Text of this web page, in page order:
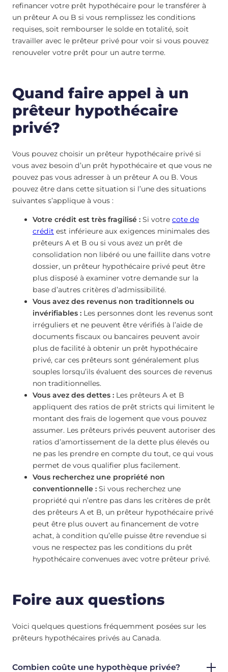
refinancer votre prêt hypothécaire pour le transférer à
un prêteur A ou B si vous remplissez les conditions
requises, soit rembourser le solde en totalité, soit
travailler avec le prêteur privé pour voir si vous pouvez
renouveler votre prêt pour un autre terme.
Quand faire appel à un
prêteur hypothécaire
privé?
Vous pouvez choisir un prêteur hypothécaire privé si
vous avez besoin d’un prêt hypothécaire et que vous ne
pouvez pas vous adresser à un prêteur A ou B. Vous
pouvez être dans cette situation si l’une des situations
suivantes s’applique à vous :
Votre crédit est très fragilisé : Si votre cote de
crédit est inférieure aux exigences minimales des
prêteurs A et B ou si vous avez un prêt de
consolidation non libéré ou une faillite dans votre
dossier, un prêteur hypothécaire privé peut être
plus disposé à examiner votre demande sur la
base d’autres critères d’admissibilité.
Vous avez des revenus non traditionnels ou
invérifiables : Les personnes dont les revenus sont
irréguliers et ne peuvent être vérifiés à l’aide de
documents fiscaux ou bancaires peuvent avoir
plus de facilité à obtenir un prêt hypothécaire
privé, car ces prêteurs sont généralement plus
souples lorsqu’ils évaluent des sources de revenus
non traditionnelles.
Vous avez des dettes : Les prêteurs A et B
appliquent des ratios de prêt stricts qui limitent le
montant des frais de logement que vous pouvez
assumer. Les prêteurs privés peuvent autoriser des
ratios d’amortissement de la dette plus élevés ou
ne pas les prendre en compte du tout, ce qui vous
permet de vous qualifier plus facilement.
Vous recherchez une propriété non
conventionnelle : Si vous recherchez une
propriété qui n’entre pas dans les critères de prêt
des prêteurs A et B, un prêteur hypothécaire privé
peut être plus ouvert au financement de votre
achat, à condition qu’elle puisse être revendue si
vous ne respectez pas les conditions du prêt
hypothécaire convenues avec votre prêteur privé.
Foire aux questions
Voici quelques questions fréquemment posées sur les
prêteurs hypothécaires privés au Canada.
Combien coûte une hypothèque privée?